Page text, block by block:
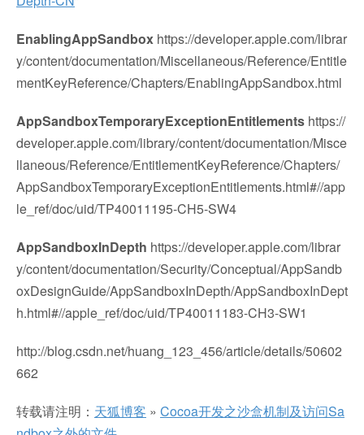
EnablingAppSandbox https://developer.apple.com/librar
y/content/documentation/Miscellaneous/Reference/Entitle
mentKeyReference/Chapters/EnablingAppSandbox.html
AppSandboxTemporaryExceptionEntitlements https://
developer.apple.com/library/content/documentation/Misce
llaneous/Reference/EntitlementKeyReference/Chapters/
AppSandboxTemporaryExceptionEntitlements.html#//app
le_ref/doc/uid/TP40011195-CH5-SW4
AppSandboxInDepth https://developer.apple.com/librar
y/content/documentation/Security/Conceptual/AppSandb
oxDesignGuide/AppSandboxInDepth/AppSandboxInDept
h.html#//apple_ref/doc/uid/TP40011183-CH3-SW1
http://blog.csdn.net/huang_123_456/article/details/50602
662
转载请注明： 天狐博客 » Cocoa开发之沙盒机制及访问Sa